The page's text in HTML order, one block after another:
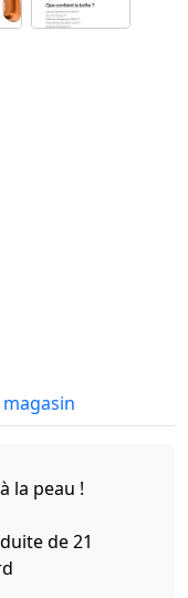
la peau !
de 21